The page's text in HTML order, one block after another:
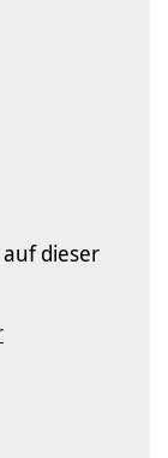
dieser